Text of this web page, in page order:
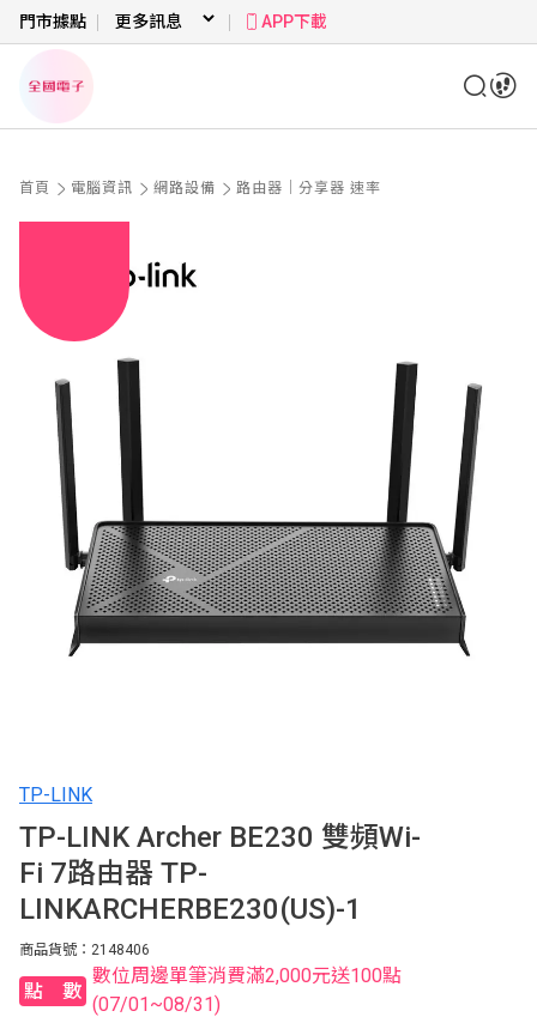
門市據點 APP下載
首頁 電腦資訊 網路設備 路由器｜分享器 速率
TP-LINK
TP-LINK Archer BE230 雙頻Wi-
Fi 7路由器 TP-
LINKARCHERBE230(US)-1
商品貨號：2148406
點數
數位周邊單筆消費滿2,000元送100點
(07/01~08/31)